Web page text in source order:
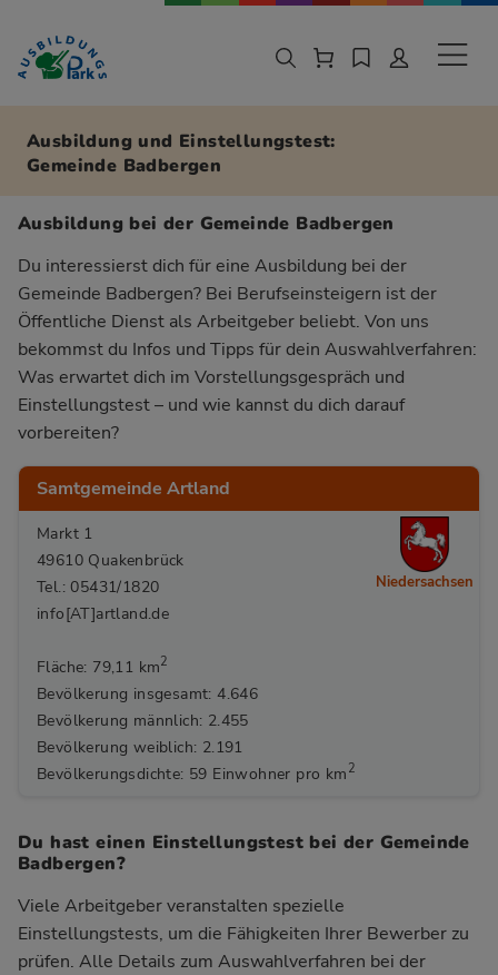
Zur Navigation springen
Zu den Hauptinhalten springen
Ausbildung und Einstellungstest:
Gemeinde Badbergen
Ausbildung bei der Gemeinde Badbergen
Du interessierst dich für eine Ausbildung bei der
Gemeinde Badbergen? Bei Berufseinsteigern ist der
Öffentliche Dienst als Arbeitgeber beliebt. Von uns
bekommst du Infos und Tipps für dein Auswahlverfahren:
Was erwartet dich im Vorstellungsgespräch und
Einstellungstest – und wie kannst du dich darauf
vorbereiten?
Samtgemeinde Artland
Markt 1
49610 Quakenbrück
Tel.: 05431/1820
info[AT]artland.de
Fläche: 79,11 km2
Bevölkerung insgesamt: 4.646
Bevölkerung männlich: 2.455
Bevölkerung weiblich: 2.191
Bevölkerungsdichte: 59 Einwohner pro km 2
Niedersachsen
Du hast einen Einstellungstest bei der Gemeinde
Badbergen?
Viele Arbeitgeber veranstalten spezielle
Einstellungstests, um die Fähigkeiten Ihrer Bewerber zu
prüfen. Alle Details zum Auswahlverfahren bei der